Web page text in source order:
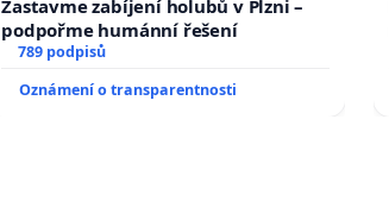
Zastavme zabíjení holubů v Plzni –
podpořme humánní řešení
789 podpisů
Oznámení o transparentnosti